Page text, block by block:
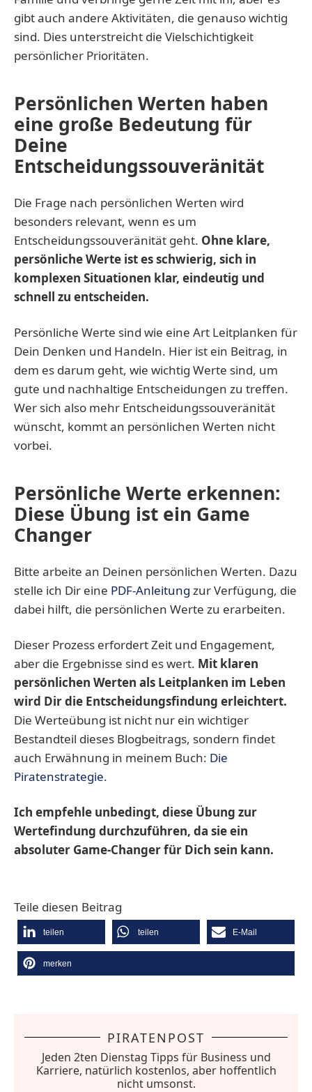
gibt auch andere Aktivitäten, die genauso wichtig
sind. Dies unterstreicht die Vielschichtigkeit
persönlicher Prioritäten.
Persönlichen Werten haben
eine große Bedeutung für
Deine
Entscheidungssouveränität
Die Frage nach persönlichen Werten wird
besonders relevant, wenn es um
Entscheidungssouveränität geht. Ohne klare,
persönliche Werte ist es schwierig, sich in
komplexen Situationen klar, eindeutig und
schnell zu entscheiden.
Persönliche Werte sind wie eine Art Leitplanken für
Dein Denken und Handeln. Hier ist ein Beitrag, in
dem es darum geht, wie wichtig Werte sind, um
gute und nachhaltige Entscheidungen zu treffen.
Wer sich also mehr Entscheidungssouveränität
wünscht, kommt an persönlichen Werten nicht
vorbei.
Persönliche Werte erkennen:
Diese Übung ist ein Game
Changer
Bitte arbeite an Deinen persönlichen Werten. Dazu
stelle ich Dir eine PDF-Anleitung zur Verfügung, die
dabei hilft, die persönlichen Werte zu erarbeiten.
Dieser Prozess erfordert Zeit und Engagement,
aber die Ergebnisse sind es wert. Mit klaren
persönlichen Werten als Leitplanken im Leben
wird Dir die Entscheidungsfindung erleichtert.
Die Werteübung ist nicht nur ein wichtiger
Bestandteil dieses Blogbeitrags, sondern findet
auch Erwähnung in meinem Buch: Die
Piratenstrategie.
Ich empfehle unbedingt, diese Übung zur
Wertefindung durchzuführen, da sie ein
absoluter Game-Changer für Dich sein kann.
Teile diesen Beitrag
teilen teilen E-Mail
merken
PIRATENPOST
Jeden 2ten Dienstag Tipps für Business und
Karriere, natürlich kostenlos, aber hoffentlich
nicht umsonst.